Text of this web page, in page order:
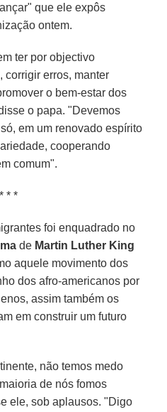
que ele expôs
ontem.
ter por objectivo
corrigir erros, manter
o bem-estar dos
o papa. "Devemos
em um renovado espírito
cooperando
comum".
* * *
foi enquadrado no
de Martin Luther King
aquele movimento dos
dos afro-americanos por
assim também os
em construir um futuro
não temos medo
de nós fomos
ele, sob aplausos. "Digo